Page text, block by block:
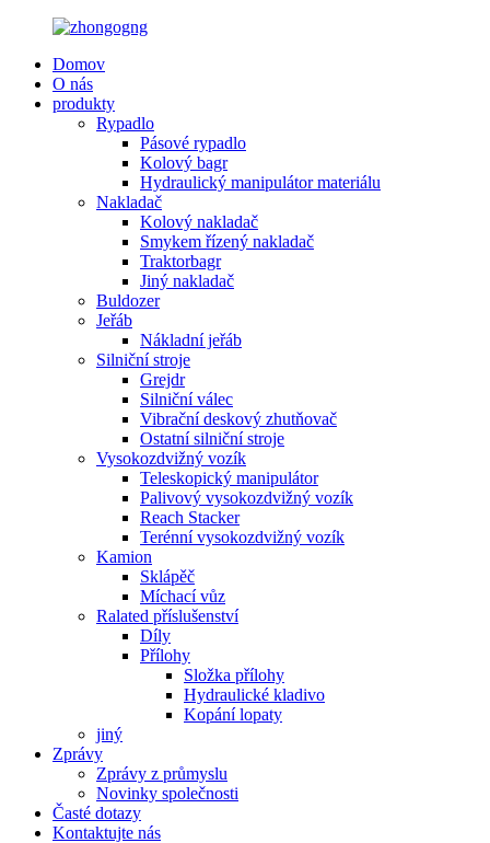
Domov
O nás
produkty
Rypadlo
Pásové rypadlo
Kolový bagr
Hydraulický manipulátor materiálu
Nakladač
Kolový nakladač
Smykem řízený nakladač
Traktorbagr
Jiný nakladač
Buldozer
Jeřáb
Nákladní jeřáb
Silniční stroje
Grejdr
Silniční válec
Vibrační deskový zhutňovač
Ostatní silniční stroje
Vysokozdvižný vozík
Teleskopický manipulátor
Palivový vysokozdvižný vozík
Reach Stacker
Terénní vysokozdvižný vozík
Kamion
Sklápěč
Míchací vůz
Ralated příslušenství
Díly
Přílohy
Složka přílohy
Hydraulické kladivo
Kopání lopaty
jiný
Zprávy
Zprávy z průmyslu
Novinky společnosti
Časté dotazy
Kontaktujte nás